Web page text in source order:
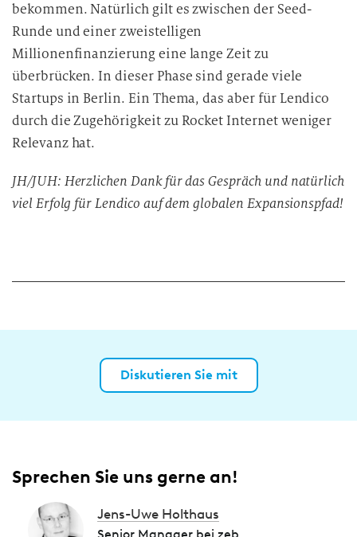
bekommen. Natürlich gilt es zwischen der Seed-
Runde und einer zweistelligen
Millionenfinanzierung eine lange Zeit zu
überbrücken. In dieser Phase sind gerade viele
Startups in Berlin. Ein Thema, das aber für Lendico
durch die Zugehörigkeit zu Rocket Internet weniger
Relevanz hat.
JH/JUH: Herzlichen Dank für das Gespräch und natürlich
viel Erfolg für Lendico auf dem globalen Expansionspfad!
Diskutieren Sie mit
Sprechen Sie uns gerne an!
Jens-Uwe Holthaus